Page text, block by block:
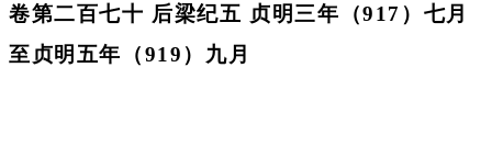
卷第二百七十 后梁纪五 贞明三年（917）七月
至贞明五年（919）九月